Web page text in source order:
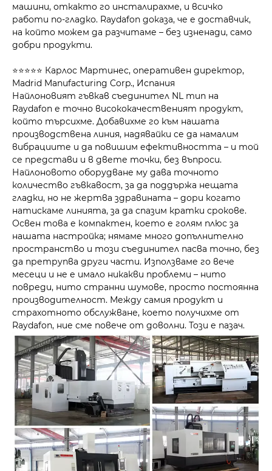
машини, откакто го инсталирахме, и всичко
работи по-гладко. Raydafon доказа, че е доставчик,
на който можем да разчитаме – без изненади, само
добри продукти.
⭐⭐⭐⭐⭐ Карлос Мартинес, оперативен директор,
Madrid Manufacturing Corp., Испания
Найлоновият гъвкав съединител NL тип на
Raydafon е точно висококачественият продукт,
който търсихме. Добавихме го към нашата
производствена линия, надявайки се да намалим
вибрациите и да повишим ефективността – и той
се представи и в двете точки, без въпроси.
Найлоновото оборудване му дава точното
количество гъвкавост, за да поддържа нещата
гладки, но не жертва здравината – дори когато
натискаме линията, за да спазим кратки срокове.
Освен това е компактен, което е голям плюс за
нашата настройка; нямаме много допълнително
пространство и този съединител пасва точно, без
да претрупва други части. Използваме го вече
месеци и не е имало никакви проблеми – нито
повреди, нито странни шумове, просто постоянна
производителност. Между самия продукт и
страхотното обслужване, което получихме от
Raydafon, ние сме повече от доволни. Този е пазач.